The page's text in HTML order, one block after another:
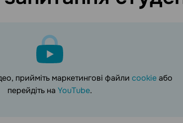
прийміть маркетингові файли cookieабо
перейдіть на YouTube.